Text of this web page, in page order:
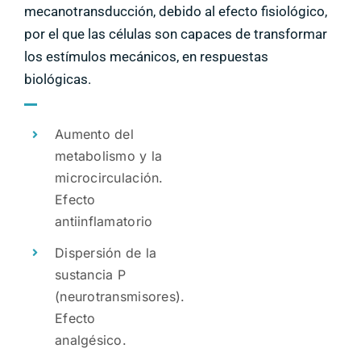
mecanotransducción, debido al efecto fisiológico,
por el que las células son capaces de transformar
los estímulos mecánicos, en respuestas
biológicas.
Aumento del
metabolismo y la
microcirculación.
Efecto
antiinflamatorio
Dispersión de la
sustancia P
(neurotransmisores).
Efecto
analgésico.